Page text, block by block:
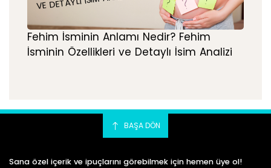
Fehim İsminin Anlamı Nedir? Fehim
İsminin Özellikleri ve Detaylı İsim Analizi
BAŞA DÖN
Sana özel içerik ve ipuçlarını görebilmek için hemen üye ol!